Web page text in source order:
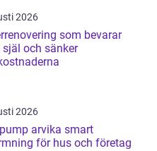
2026
som bevarar
själ och sänker
2026
arvika smart
för hus och företag